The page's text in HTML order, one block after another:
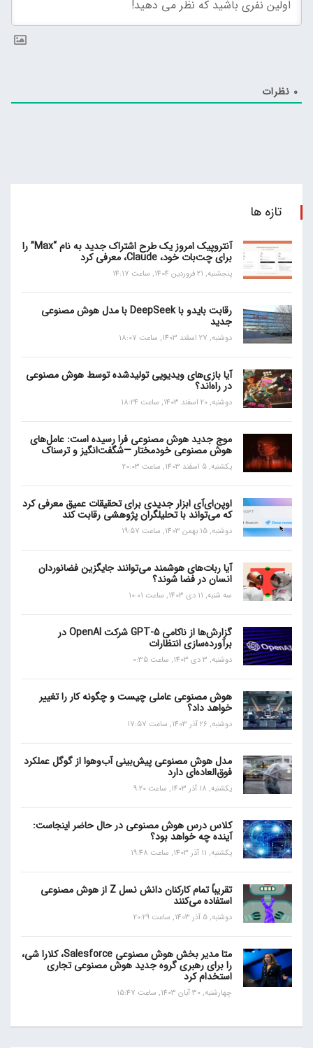
0 نظرات
تازه ها
آنتروپیک امروز یک طرح اشتراک جدید به نام “Max” را
برای چت‌بات خود، Claude، معرفی کرد
پنجشنبه, 21 فروردین 1404, ساعت 14:17
رقابت بایدو با DeepSeek با مدل هوش مصنوعی
جدید
دوشنبه, 27 اسفند 1403, ساعت 18:07
آیا بازی‌های ویدیویی تولیدشده توسط هوش مصنوعی
در راه‌اند؟
دوشنبه, 20 اسفند 1403, ساعت 18:24
موج جدید هوش مصنوعی فرا رسیده است: عامل‌های
هوش مصنوعی خودمختار —شگفت‌انگیز و ترسناک
یکشنبه, 5 اسفند 1403, ساعت 20:03
اوپن‌ای‌آی ابزار جدیدی برای تحقیقات عمیق معرفی کرد
که می‌تواند با تحلیلگران پژوهشی رقابت کند
دوشنبه, 15 بهمن 1403, ساعت 19:57
آیا ربات‌های هوشمند می‌توانند جایگزین فضانوردان
انسان در فضا شوند؟
سه شنبه, 11 دی 1403, ساعت 10:01
گزارش‌ها از ناکامی GPT-5 شرکت OpenAI در
برآورده‌سازی انتظارات
دوشنبه, 3 دی 1403, ساعت 0:35
هوش مصنوعی عاملی چیست و چگونه کار را تغییر
خواهد داد؟
دوشنبه, 26 آذر 1403, ساعت 17:57
مدل هوش مصنوعی پیش‌بینی آب‌و‌هوا از گوگل عملکرد
فوق‌العاده‌ای دارد
یکشنبه, 18 آذر 1403, ساعت 9:20
کلاس درس هوش مصنوعی در حال حاضر اینجاست:
آینده چه خواهد بود؟
یکشنبه, 11 آذر 1403, ساعت 19:48
تقریباً تمام کارکنان دانش نسل Z از هوش مصنوعی
استفاده می‌کنند
دوشنبه, 5 آذر 1403, ساعت 20:29
متا مدیر بخش هوش مصنوعی Salesforce، کلارا شی،
را برای رهبری گروه جدید هوش مصنوعی تجاری
استخدام کرد
چهارشنبه, 30 آبان 1403, ساعت 15:47